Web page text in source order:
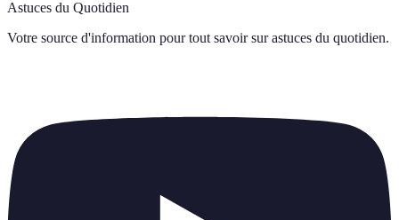
Astuces du Quotidien
Votre source d'information pour tout savoir sur astuces du quotidien.